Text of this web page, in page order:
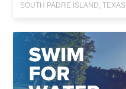
SOUTH PADRE ISLAND, TEXAS